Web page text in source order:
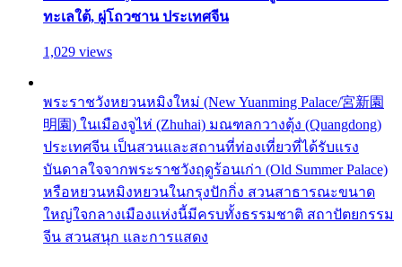
ทะเลใต้, ผู่โถวซาน ประเทศจีน
1,029 views
พระราชวังหยวนหมิงใหม่ (New Yuanming Palace/宮新園
明園) ในเมืองจูไห่ (Zhuhai) มณฑลกวางตุ้ง (Quangdong)
ประเทศจีน เป็นสวนและสถานที่ท่องเที่ยวที่ได้รับแรง
บันดาลใจจากพระราชวังฤดูร้อนเก่า (Old Summer Palace)
หรือหยวนหมิงหยวนในกรุงปักกิ่ง สวนสาธารณะขนาด
ใหญ่ใจกลางเมืองแห่งนี้มีครบทั้งธรรมชาติ สถาปัตยกรรม
จีน สวนสนุก และการแสดง